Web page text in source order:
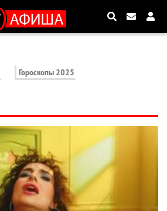
Гороскопы 2025